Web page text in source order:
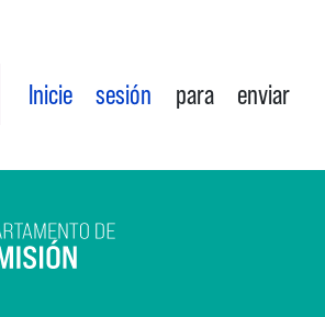
sobre EXPO USACH 2025
Inicie sesión para enviar